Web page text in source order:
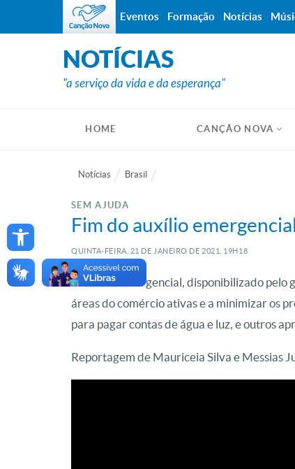
Open toolbar
NOTÍCIAS
"a serviço da vida e da esperança"
HOME CANÇÃO NOVA
Notícias Brasil
SEM AJUDA
Fim do auxílio
QUINTA-FEIRA, 21 DE JANEIRO DE 2021, 19H18
O auxílio emergencial, disponibilizado pelo
áreas do comércio ativas e a minimizar os
para pagar contas de água e luz, e outros
Reportagem de Mauriceia Silva e Messias
Eventos Formação Notícias